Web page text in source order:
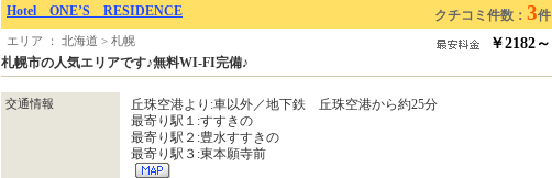
Hotel ONE’S RESIDENCE クチコミ件数： 3件
エリア ： 北海道 > 札幌 ￥2182～
札幌市の人気エリアです♪無料WI-FI完備♪
交通情報
丘珠空港より:車以外／地下鉄 丘珠空港から約25分
最寄り駅１:すすきの
最寄り駅２:豊水すすきの
最寄り駅３:東本願寺前